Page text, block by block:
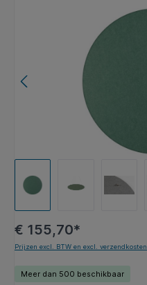
Afbeeldingengalerij overslaan
€ 155,70*
Prijzen excl. BTW en excl. verzendkosten
Meer dan 500 beschikbaar